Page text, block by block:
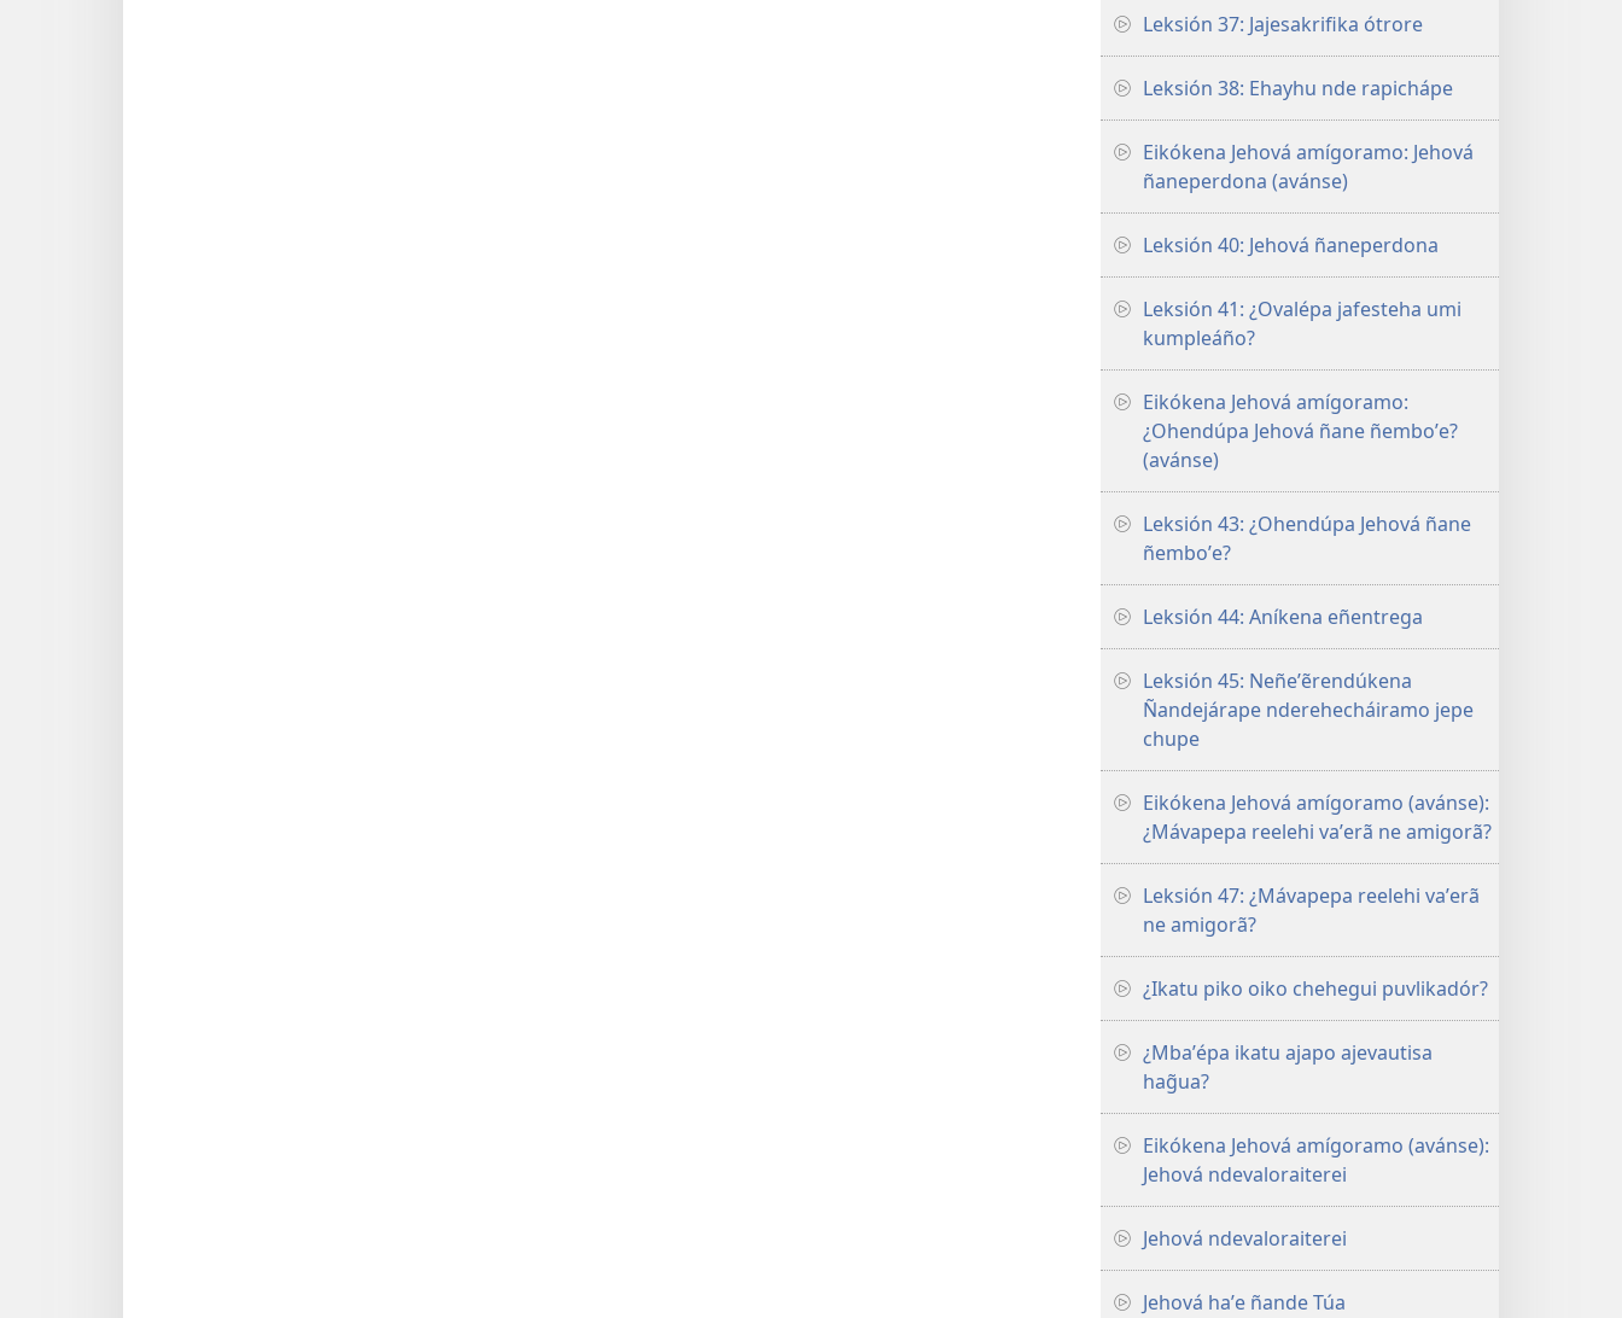
Leksión 37: Jajesakrifika ótrore
Leksión 38: Ehayhu nde rapichápe
Eikókena Jehová amígoramo: Jehová
ñaneperdona (avánse)
Leksión 40: Jehová ñaneperdona
Leksión 41: ¿Ovalépa jafesteha umi
kumpleáño?
Eikókena Jehová amígoramo:
¿Ohendúpa Jehová ñane ñemboʼe?
(avánse)
Leksión 43: ¿Ohendúpa Jehová ñane
ñemboʼe?
Leksión 44: Aníkena eñentrega
Leksión 45: Neñeʼẽrendúkena
Ñandejárape nderehecháiramo jepe
chupe
Eikókena Jehová amígoramo (avánse):
¿Mávapepa reelehi vaʼerã ne amigorã?
Leksión 47: ¿Mávapepa reelehi vaʼerã
ne amigorã?
¿Ikatu piko oiko chehegui puvlikadór?
¿Mbaʼépa ikatu ajapo ajevautisa
hag̃ua?
Eikókena Jehová amígoramo (avánse):
Jehová ndevaloraiterei
Jehová ndevaloraiterei
Jehová haʼe ñande Túa